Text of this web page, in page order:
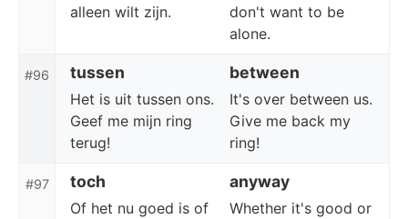
alleen wilt zijn.
don't want to be
alone.
#96 tussen between
Het is uit tussen ons.
Geef me mijn ring
terug!
It's over between us.
Give me back my
ring!
#97 toch anyway
Of het nu goed is of
Whether it's good or